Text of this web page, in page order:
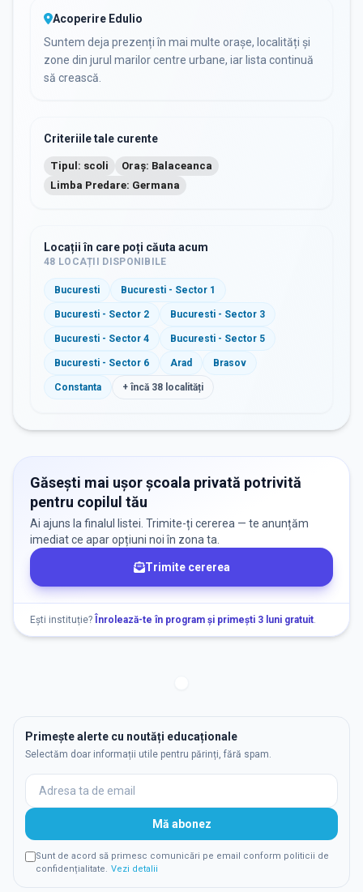
Acoperire Edulio
Suntem deja prezenți în mai multe orașe, localități și
zone din jurul marilor centre urbane, iar lista continuă
să crească.
Criteriile tale curente
Tipul: scoli
Oraș: Balaceanca
Limba Predare: Germana
Locații în care poți căuta acum
48 LOCAȚII DISPONIBILE
Bucuresti Bucuresti - Sector 1
Bucuresti - Sector 2 Bucuresti - Sector 3
Bucuresti - Sector 4 Bucuresti - Sector 5
Bucuresti - Sector 6 Arad Brasov
Constanta + încă 38 localități
Găsești mai ușor școala privată potrivită
pentru copilul tău
Ai ajuns la finalul listei. Trimite-ți cererea — te anunțăm
imediat ce apar opțiuni noi în zona ta.
Trimite cererea
Ești instituție? Înrolează-te în program și primești 3 luni gratuit.
Primește alerte cu noutăți educaționale
Selectăm doar informații utile pentru părinți, fără spam.
Mă abonez
Sunt de acord să primesc comunicări pe email conform politicii de
confidențialitate. Vezi detalii